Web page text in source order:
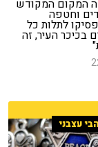
המקום המקודש
וחטפה
לתלות כל
בכיכר העיר, זה
עצבני